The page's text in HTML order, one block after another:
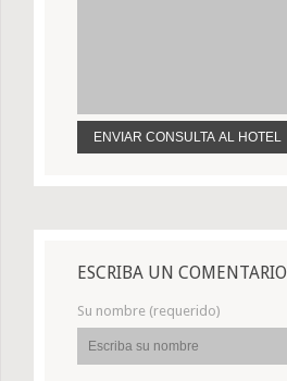
ESCRIBA UN COMENTARIO
Su nombre (requerido)